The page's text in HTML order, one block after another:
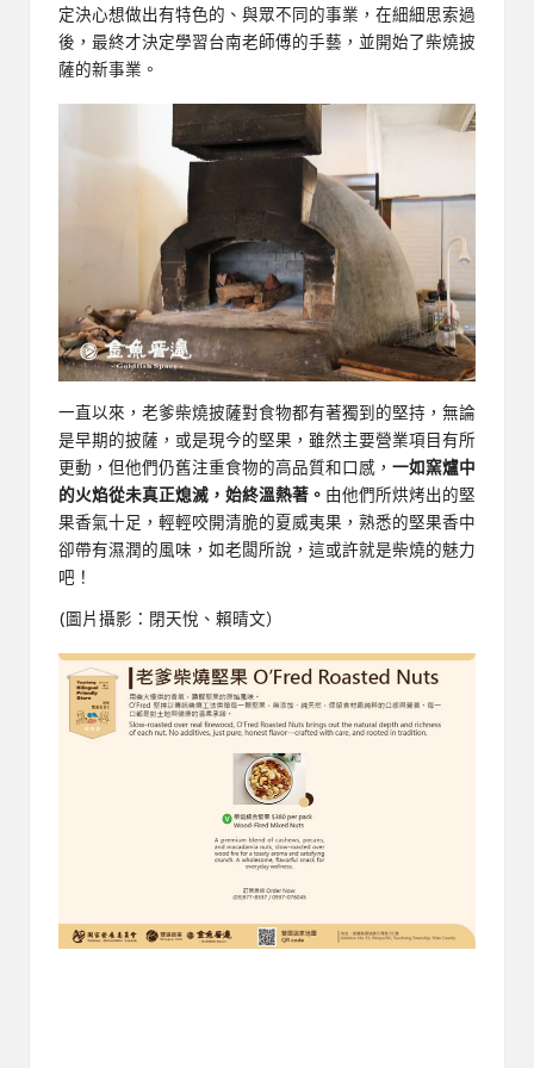
定決心想做出有特色的、與眾不同的事業，在細細思索過
後，最終才決定學習台南老師傅的手藝，並開始了柴燒披
薩的新事業。
一直以來，老爹柴燒披薩對食物都有著獨到的堅持，無論
是早期的披薩，或是現今的堅果，雖然主要營業項目有所
更動，但他們仍舊注重食物的高品質和口感， 一如窯爐中
的火焰從未真正熄滅，始終溫熱著。 由他們所烘烤出的堅
果香氣十足，輕輕咬開清脆的夏威夷果，熟悉的堅果香中
卻帶有濕潤的風味，如老闆所說，這或許就是柴燒的魅力
吧！
(圖片攝影：閉天悅、賴晴文）